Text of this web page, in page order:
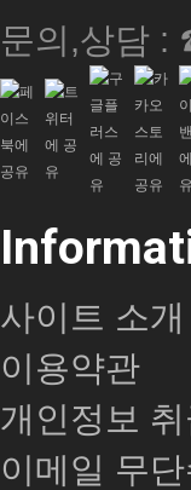
문의,상담 :
사이트 소개
이용약관
개인정보
이메일 무